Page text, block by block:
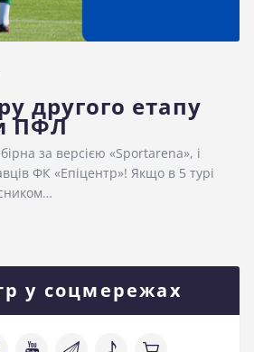
другого етапу
ПФЛ
за версією «Sportarena», і
ФК «Епіцентр»! Якщо в 5 турі
у соцмережах